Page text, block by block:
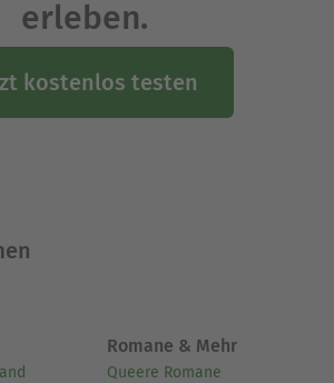
erleben.
kostenlos testen
Romane & Mehr
Queere Romane